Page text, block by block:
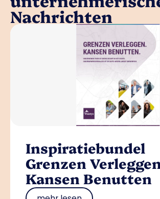
Nachrichten
Inspiratiebundel
Grenzen
Kansen Benutten